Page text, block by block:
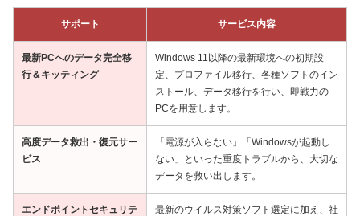
サポート サービス内容
最新PCへのデータ完全移
行＆キッティング
Windows 11以降の最新環境への初期設
定、プロファイル移行、各種ソフトのイン
ストール、データ移行を行い、即戦力の
PCを用意します。
高度データ救出・復元サー
ビス
「電源が入らない」「Windowsが起動し
ない」といった重度トラブルから、大切な
データを救い出します。
エンドポイントセキュリテ
最新のウイルス対策ソフト選定に加え、社